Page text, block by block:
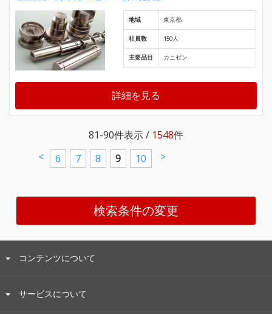
地域 東京都
社員数 150人
主要品目 カニゼン
詳細を見る
81-90件表示 / 1548件
<
6 7 8 9 10 >
検索条件の変更
コンテンツについて
サービスについて